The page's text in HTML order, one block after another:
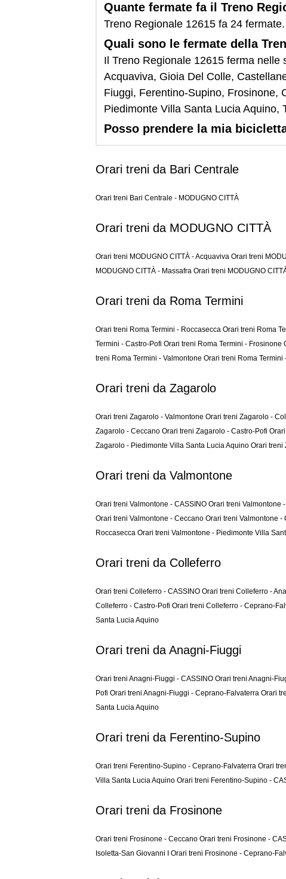
Quante fermate fa il Treno
Treno Regionale 12615 fa 24 fermate.
Quali sono le fermate della
Il Treno Regionale 12615 ferma
Acquaviva, Gioia Del Colle,
Fiuggi, Ferentino-Supino, Frosinone,
Piedimonte Villa Santa Lucia Aquino,
Posso prendere la mia
Orari treni da Bari Centrale
Orari treni Bari Centrale - MODUGNO CITTÀ
Orari treni da MODUGNO CITTÀ
Orari treni MODUGNO CITTÀ - Acquaviva Orari treni
MODUGNO CITTÀ - Massafra Orari treni MODUGNO
Orari treni da Roma Termini
Orari treni Roma Termini - Roccasecca Orari treni Roma
Termini - Castro-Pofi Orari treni Roma Termini - Frosinone
treni Roma Termini - Valmontone Orari treni Roma Termini
Orari treni da Zagarolo
Orari treni Zagarolo - Valmontone Orari treni Zagarolo -
Zagarolo - Ceccano Orari treni Zagarolo - Castro-Pofi
Zagarolo - Piedimonte Villa Santa Lucia Aquino Orari treni
Orari treni da Valmontone
Orari treni Valmontone - CASSINO Orari treni Valmontone
Orari treni Valmontone - Ceccano Orari treni Valmontone -
Roccasecca Orari treni Valmontone - Piedimonte Villa
Orari treni da Colleferro
Orari treni Colleferro - CASSINO Orari treni Colleferro -
Colleferro - Castro-Pofi Orari treni Colleferro - Ceprano-
Santa Lucia Aquino
Orari treni da Anagni-Fiuggi
Orari treni Anagni-Fiuggi - CASSINO Orari treni Anagni-
Pofi Orari treni Anagni-Fiuggi - Ceprano-Falvaterra Orari
Santa Lucia Aquino
Orari treni da Ferentino-Supino
Orari treni Ferentino-Supino - Ceprano-Falvaterra Orari
Villa Santa Lucia Aquino Orari treni Ferentino-Supino -
Orari treni da Frosinone
Orari treni Frosinone - Ceccano Orari treni Frosinone -
Isoletta-San Giovanni I Orari treni Frosinone - Ceprano-